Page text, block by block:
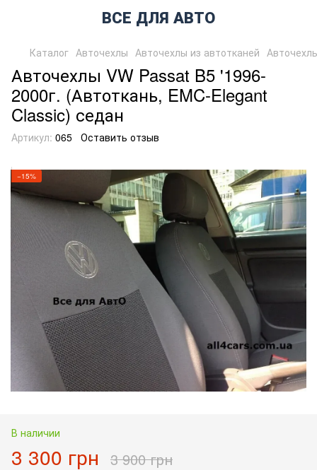
ВСЕ ДЛЯ АВТО
Каталог Авточехлы Авточехлы из автотканей
Авточехлы VW Passat B5 '1996-
2000г. (Автоткань, EMC-Elegant
Classic) седан
Артикул: 065 Оставить отзыв
−15%
В наличии
3 300 грн 3 900 грн